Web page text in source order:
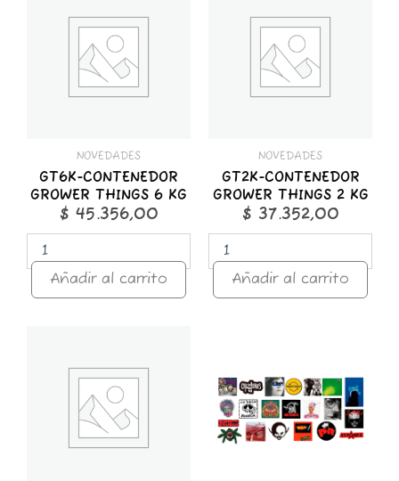
NOVEDADES
GT6K-CONTENEDOR
GROWER THINGS 6 KG
$ 45.356,00
GROWER
cantidad
Añadir al carrito
NOVEDADES
GT2K-CONTENEDOR
GROWER THINGS 2 KG
$ 37.352,00
GROWER
cantidad
Añadir al carrito
GROWER
cantidad
ROCK
NACIONAL
cantidad